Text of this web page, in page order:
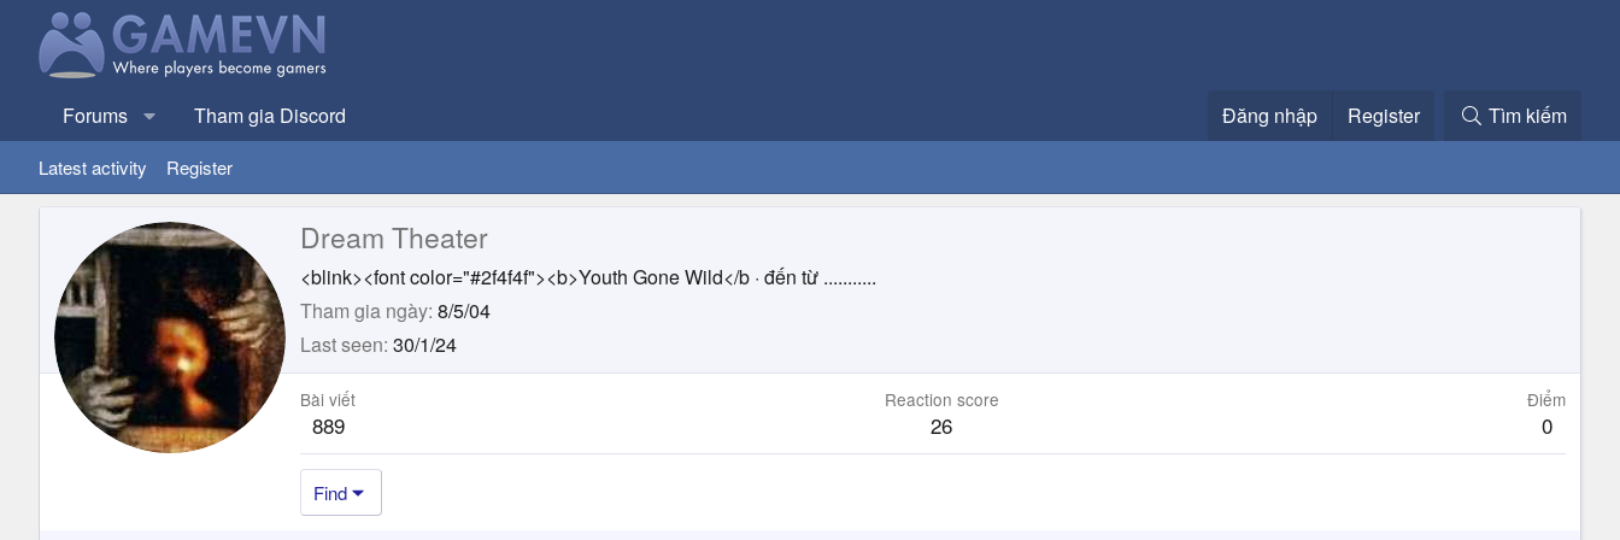
Forums Tham gia Discord Đăng nhập Register Tìm kiếm
Latest activity Register
Dream Theater
<blink><font color="#2f4f4f"><b>Youth Gone Wild</b · đến từ ...........
Tham gia ngày 8/5/04
Last seen 30/1/24
Bài viết
889
Reaction score
26
Điểm
0
Find